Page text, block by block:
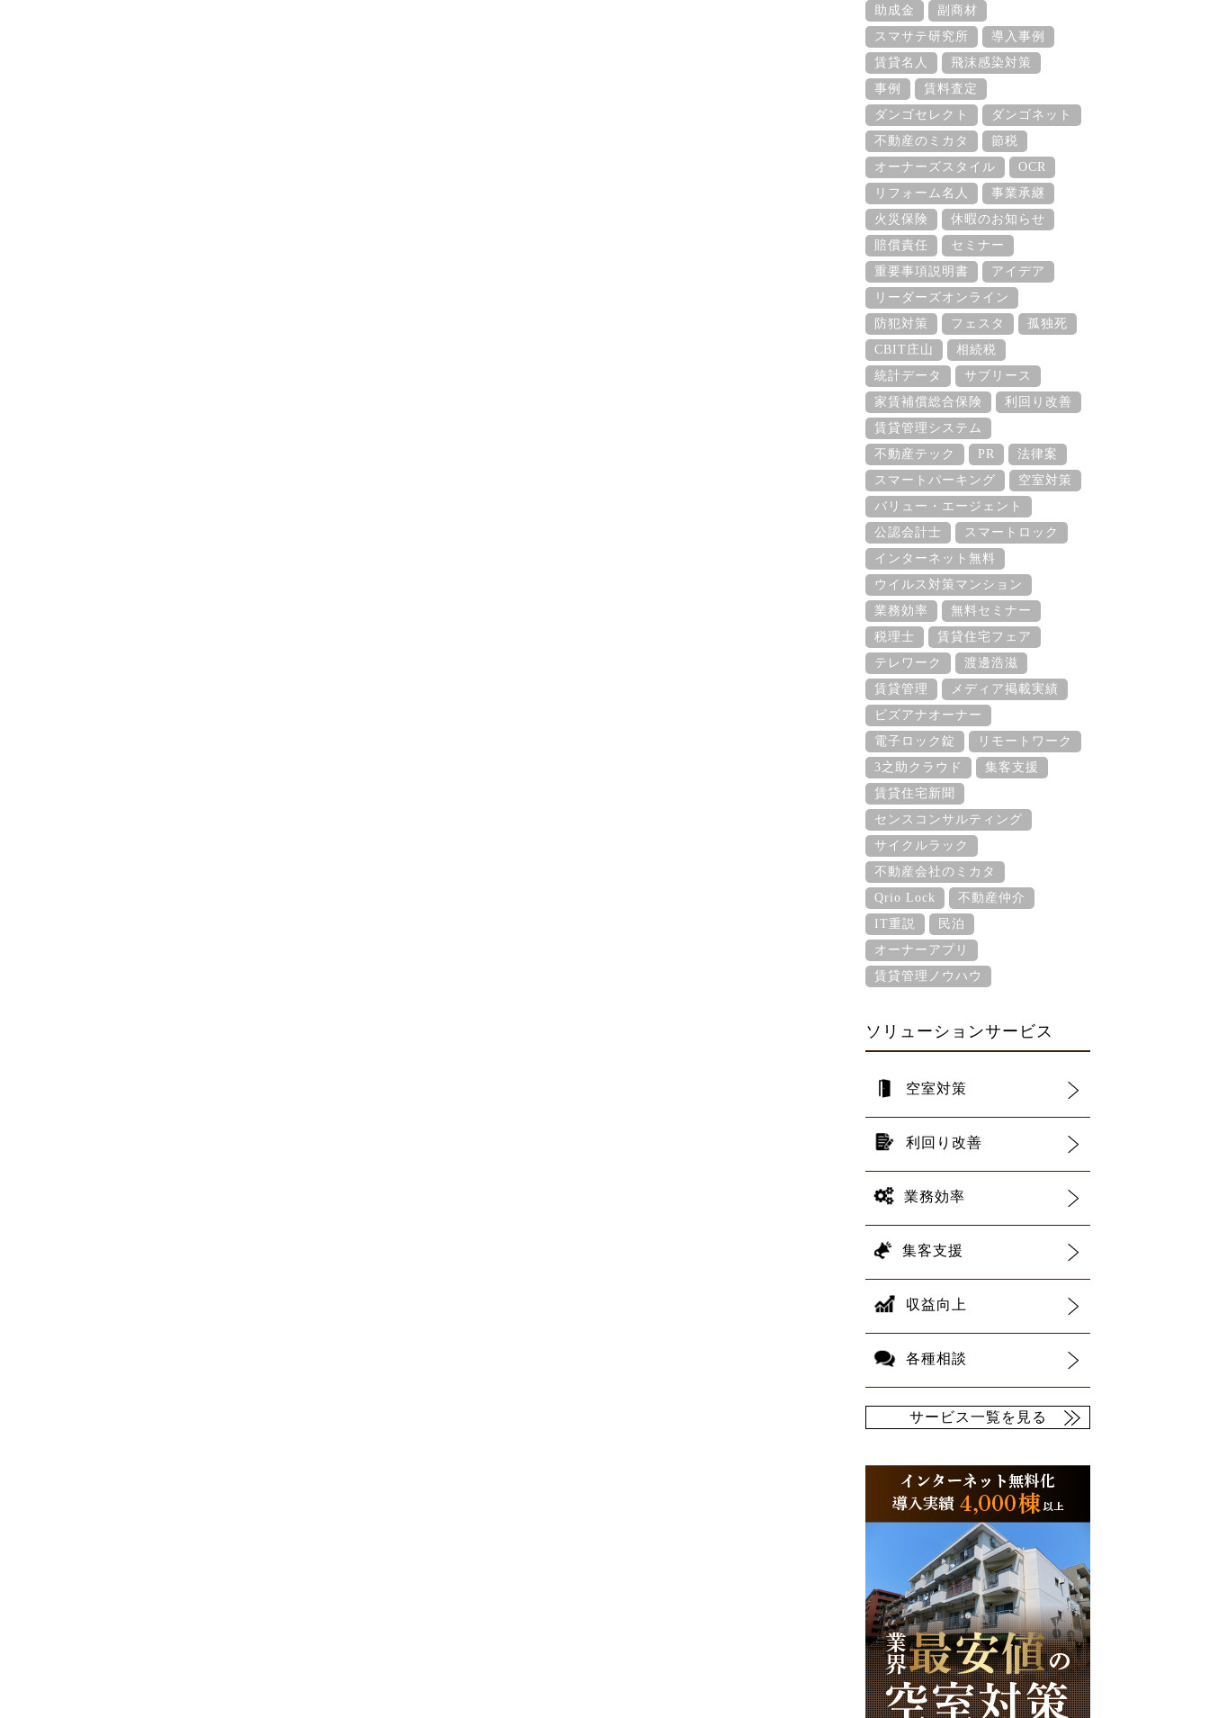
助成金
副商材
スマサテ研究所
導入事例
賃貸名人
飛沫感染対策
事例
賃料査定
ダンゴセレクト
ダンゴネット
不動産のミカタ
節税
オーナーズスタイル
OCR
リフォーム名人
事業承継
火災保険
休暇のお知らせ
賠償責任
セミナー
重要事項説明書
アイデア
リーダーズオンライン
防犯対策
フェスタ
孤独死
CBIT庄山
相続税
統計データ
サブリース
家賃補償総合保険
利回り改善
賃貸管理システム
不動産テック
PR
法律案
スマートパーキング
空室対策
バリュー・エージェント
公認会計士
スマートロック
インターネット無料
ウイルス対策マンション
業務効率
無料セミナー
税理士
賃貸住宅フェア
テレワーク
渡邊浩滋
賃貸管理
メディア掲載実績
ビズアナオーナー
電子ロック錠
リモートワーク
3之助クラウド
集客支援
賃貸住宅新聞
センスコンサルティング
サイクルラック
不動産会社のミカタ
Qrio Lock
不動産仲介
IT重説
民泊
オーナーアプリ
賃貸管理ノウハウ
ソリューションサービス
空室対策
利回り改善
業務効率
集客支援
収益向上
各種相談
サービス一覧を見る